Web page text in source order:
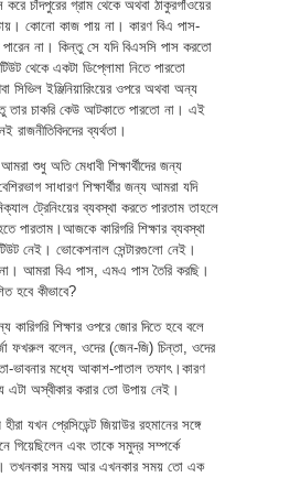
চাঁদপুরের গ্রাম থেকে অথবা ঠাকুরগাঁওয়ের
কোনো কাজ পায় না। কারণ বিএ পাস-
না। কিন্তু সে যদি বিএসসি পাস করতো
থেকে একটা ডিপ্লোমা নিতে পারতো
সিভিল ইঞ্জিনিয়ারিংয়ের ওপরে অথবা অন্য
তার চাকরি কেউ আটকাতে পারতো না। এই
রাজনীতিবিদদের ব্যর্থতা।
শুধু অতি মেধাবী শিক্ষার্থীদের জন্য
সাধারণ শিক্ষার্থীর জন্য আমরা যদি
ট্রেনিংয়ের ব্যবস্থা করতে পারতাম তাহলে
পারতাম।আজকে কারিগরি শিক্ষার ব্যবস্থা
নেই। ভোকেশনাল সেন্টারগুলো নেই।
আমরা বিএ পাস, এমএ পাস তৈরি করছি।
হবে কীভাবে?
কারিগরি শিক্ষার ওপরে জোর দিতে হবে বলে
ফখরুল বলেন, ওদের (জেন-জি) চিন্তা, ওদের
ভাবনার মধ্যে আকাশ-পাতাল তফাৎ।কারণ
এটা অস্বীকার করার তো উপায় নেই।
যখন প্রেসিডেন্ট জিয়াউর রহমানের সঙ্গে
গিয়েছিলেন এবং তাকে সমুদ্র সম্পর্কে
তখনকার সময় আর এখনকার সময় তো এক